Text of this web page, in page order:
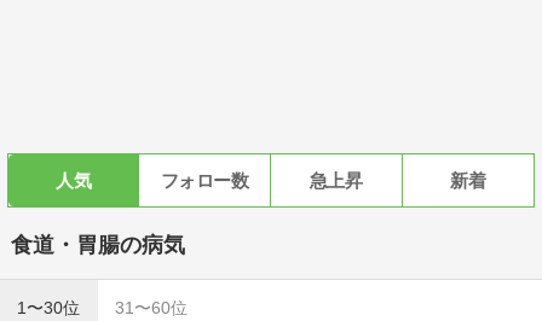
人気 フォロー数 急上昇 新着
食道・胃腸の病気
1〜30位 31〜60位